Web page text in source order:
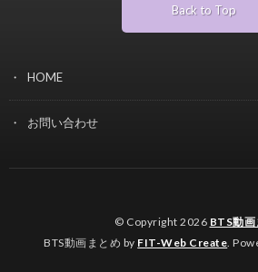
Back to Top
HOME
お問い合わせ
© Copyright 2026 BTS動画
BTS動画まとめ by FIT-Web Create.